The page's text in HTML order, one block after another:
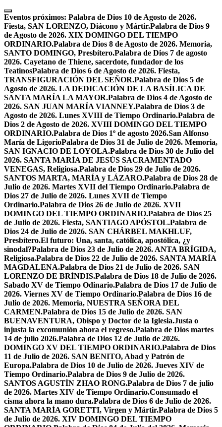
Skip
to
content
Eventos próximos: Palabra de Dios 10 de Agosto de 2026.
Fiesta, SAN LORENZO, Diácono y Mártir.Palabra de Dios 9
de Agosto de 2026. XIX DOMINGO DEL TIEMPO
ORDINARIO.Palabra de Dios 8 de Agosto de 2026. Memoria,
SANTO DOMINGO, Presbítero.Palabra de Dios 7 de agosto
2026. Cayetano de Thiene, sacerdote, fundador de los
TeatinosPalabra de Dios 6 de Agosto de 2026. Fiesta,
TRANSFIGURACIÓN DEL SEÑOR.Palabra de Dios 5 de
Agosto de 2026. LA DEDICACIÓN DE LA BASÍLICA DE
SANTA MARÍA LA MAYOR.Palabra de Dios 4 de Agosto de
2026. SAN JUAN MARÍA VIANNEY.Palabra de Dios 3 de
Agosto de 2026. Lunes XVIII de Tiempo Ordinario.Palabra de
Dios 2 de Agosto de 2026. XVIII DOMINGO DEL TIEMPO
ORDINARIO.Palabra de Dios 1º de agosto 2026.San Alfonso
María de LigorioPalabra de Dios 31 de Julio de 2026. Memoria,
SAN IGNACIO DE LOYOLA.Palabra de Dios 30 de Julio del
2026. SANTA MARÍA DE JESÚS SACRAMENTADO
VENEGAS, Religiosa.Palabra de Dios 29 de Julio de 2026.
SANTOS MARTA, MARÍA y LÁZARO.Palabra de Dios 28 de
Julio de 2026. Martes XVII del Tiempo Ordinario.Palabra de
Dios 27 de Julio de 2026. Lunes XVII de Tiempo
Ordinario.Palabra de Dios 26 de Julio de 2026. XVII
DOMINGO DEL TIEMPO ORDINARIO.Palabra de Dios 25
de Julio de 2026. Fiesta, SANTIAGO APÓSTOL.Palabra de
Dios 24 de Julio de 2026. SAN CHÁRBEL MAKHLUF,
Presbítero.El futuro: Una, santa, católica, apostólica, ¿y
sinodal?Palabra de Dios 23 de Julio de 2026. ANTA BRÍGIDA,
Religiosa.Palabra de Dios 22 de Julio de 2026. SANTA MARÍA
MAGDALENA.Palabra de Dios 21 de Julio de 2026. SAN
LORENZO DE BRÍNDIS.Palabra de Dios 18 de Julio de 2026.
Sabado XV de Tiempo Odinario.Palabra de Dios 17 de Julio de
2026. Viernes XV de Tiempo Ordinario.Palabra de Dios 16 de
Julio de 2026. Memoria, NUESTRA SEÑORA DEL
CARMEN.Palabra de Dios 15 de Julio de 2026. SAN
BUENAVENTURA, Obispo y Doctor de la Iglesia.Justa o
injusta la excomunión ahora el regreso.Palabra de Dios martes
14 de julio 2026.Palabra de Dios 12 de Julio de 2026.
DOMINGO XV DEL TIEMPO ORDINARIO.Palabra de Dios
11 de Julio de 2026. SAN BENITO, Abad y Patrón de
Europa.Palabra de Dios 10 de Julio de 2026. Jueves XIV de
Tiempo Ordinario.Palabra de Dios 9 de Julio de 2026.
SANTOS AGUSTÍN ZHAO RONG.Palabra de Dios 7 de julio
de 2026. Martes XIV de Tiempo Ordinario.Consumado el
cisma ahora la mano dura.Palabra de Dios 6 de Julio de 2026.
SANTA MARÍA GORETTI, Virgen y Mártir.Palabra de Dios 5
de Julio de 2026. XIV DOMINGO DEL TIEMPO